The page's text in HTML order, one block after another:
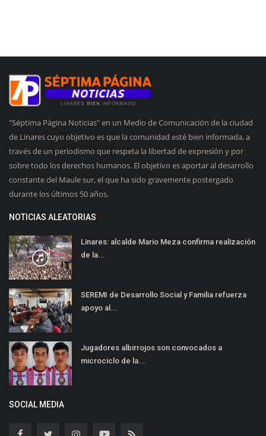
"Séptima Página Noticias" en un Medio de Comunicación de la ciudad
de Linares cuyo objetivo es que la comunidad esté bien informada, a
través de un periodismo que respeta la libertad de expresión y por
sobre todo los derechos humanos. El objetivo es aportar al desarrollo
constante del Maule sur, el que ha sido gravemente postergado
durante los últimos 50 años.
NOTICIAS ALEATORIAS
Linares: alcalde Mario Meza confirma realización
de la...
SEREMI de Desarrollo Social y Familia refuerza
apoyo al...
Jugadores albirrojos son convocados a
microciclo de la...
SOCIAL MEDIA